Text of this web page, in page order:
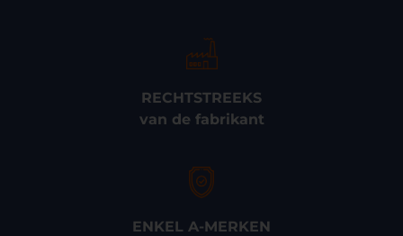
RECHTSTREEKS
van de fabrikant
ENKEL A-MERKEN